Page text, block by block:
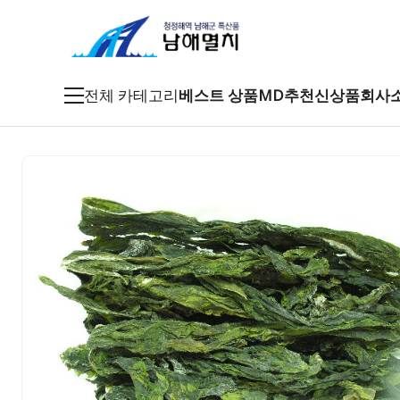
전체 카테고리
특품멸치
남해멸치
특산건어물
남해특산품
베스트 상품MD추천신상품회사